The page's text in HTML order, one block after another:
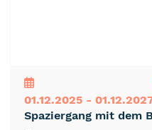
01.12.2025 -
Spaziergang mit dem